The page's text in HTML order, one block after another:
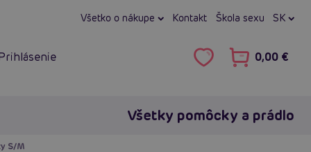
Všetko o nákupe Kontakt Škola sexu SK
0,00 €
Všetky pomôcky a prádlo
S/M